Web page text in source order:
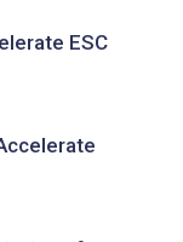
ESC